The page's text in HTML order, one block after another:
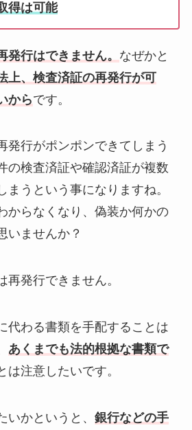
得は可能
発行はできません。 なぜかと
上、検査済証の再発行が可
からです。
発行がポンポンできてしまう
の検査済証や確認済証が複数
まうという事になりますね。
からなくなり、偽装か何かの
いませんか？
再発行できません。
代わる書類を手配することは
あくまでも法的根拠な書類で
は注意したいです。
いかというと、 銀行などの手